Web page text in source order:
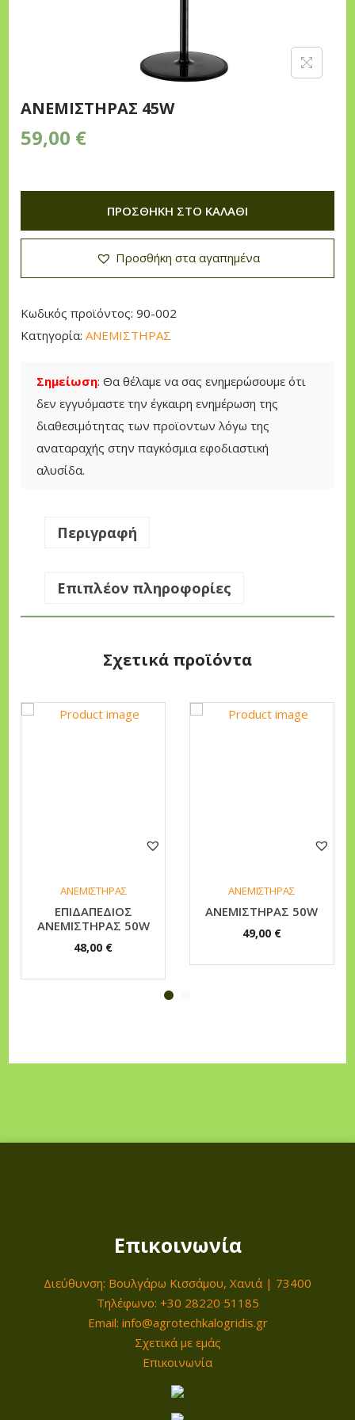
ΑΝΕΜΙΣΤΗΡΑΣ 45W
59,00 €
Σημείωση: Θα θέλαμε να σας ενημερώσουμε ότι
δεν εγγυόμαστε την έγκαιρη ενημέρωση της
διαθεσιμότητας των προϊοντων λόγω της
αναταραχής στην παγκόσμια εφοδιαστική
αλυσίδα.
ΠΡΟΣΘΉΚΗ ΣΤΟ ΚΑΛΆΘΙ
Προσθήκη στα αγαπημένα
Κωδικός προϊόντος:90-002
Κατηγορία:ΑΝΕΜΙΣΤΗΡΑΣ
Περιγραφή
Επιπλέον πληροφορίες
Σχετικά προϊόντα
ΑΝΕΜΙΣΤΗΡΑΣ
ΕΠΙΔΑΠΕΔΙΟΣ
ΑΝΕΜΙΣΤΗΡΑΣ 50W
48,00 €
ΑΝΕΜΙΣΤΗΡΑΣ
ΑΝΕΜΙΣΤΗΡΑΣ 50W
49,00 €
Επικοινωνία
Διεύθυνση: Βουλγάρω Κισσάμου, Χανιά | 73400
Τηλέφωνο: +30 28220 51185
Email: info@agrotechkalogridis.gr
Σχετικά με εμάς
Επικοινωνία